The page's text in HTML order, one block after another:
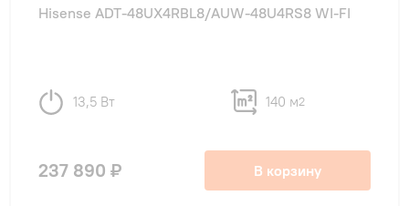
Hisense ADT-48UX4RBL8/AUW-48U4RS8 WI-FI
13,5 Вт 140 м2
237 890 ₽ В корзину